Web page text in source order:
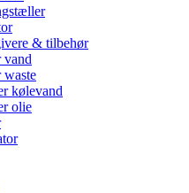
& tilbehør
vand
waste
kølevand
olie